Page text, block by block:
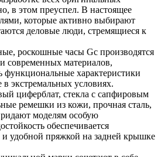
в этом преуспел. В настоящее
которые активно выбирают
деловые люди, стремящиеся к
роскошные часы Gc производятся
современных материалов,
характеристики
экстремальных условиях.
циферблат, стекла с сапфировым
ремешки из кожи, прочная сталь,
моделям особую
обеспечивается
удобной пряжкой на задней крышке